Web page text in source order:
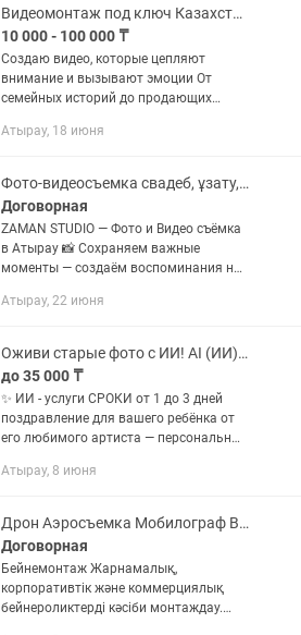
Видеомонтаж под ключ Казахстан Быстро и качественно
10 000 - 100 000 ₸
Создаю видео, которые цепляют
внимание и вызывают эмоции От
семейных историй до продающих
ключ. Я — видеомонтажер, рилсмейкер
Атырау, 18 июня
Фото-видеосъемка свадеб, ұзату, құдалық, юбилей, корпоратив
Договорная
ZAMAN STUDIO — Фото и Видео съёмка
в Атырау 📸 Сохраняем важные
моменты — создаём воспоминания на
Свадьбы • Ұзату той • Құдалық •
Атырау, 22 июня
Оживи старые фото с ИИ! AI (ИИ) аватары, AI поздравление от знаменитости
до 35 000 ₸
✨ ИИ ‑ услуги СРОКИ от 1 до 3 дней
поздравление для вашего ребёнка от
его любимого артиста — персональный
Создаём под ключ: • AI‑аватары и
Атырау, 8 июня
Дрон Аэросъемка Мобилограф Видеомонтаж.
Договорная
Бейнемонтаж Жарнамалық,
корпоративтік және коммерциялық
бейнероликтерді кәсіби монтаждау.